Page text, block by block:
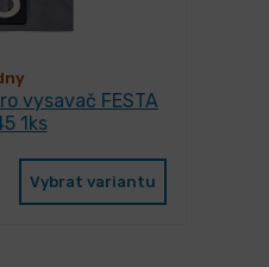
vysavač FESTA
1ks
Vybrat variantu